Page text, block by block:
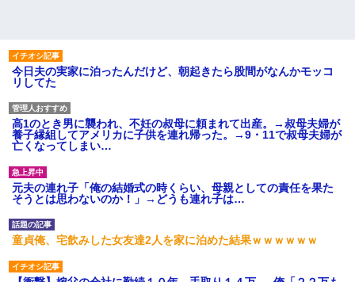
今日夫の実家に泊ったんだけど、朝起きたら股間がなんかモッコ
リしてた
高1のとき男に襲われ、不妊の叔母に頼まれて出産。→叔母夫婦が
養子縁組してアメリカに子供を連れ帰った。→9・11で叔母夫婦が
亡くなってしまい…
元夫の連れ子「俺の結婚式の時くらい、母親としての責任を果た
そうとは思わないのか！」→どうも連れ子は…
童貞俺、宅飲みした女友達2人を家に泊めた結果ｗｗｗｗｗｗ